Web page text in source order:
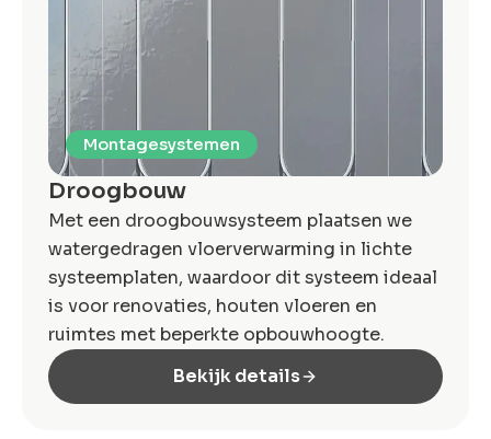
Montagesystemen
Droogbouw
Met een droogbouwsysteem plaatsen we
watergedragen vloerverwarming in lichte
systeem­platen, waardoor dit systeem ideaal
is voor renovaties, houten vloeren en
ruimtes met beperkte opbouwhoogte.
Bekijk details